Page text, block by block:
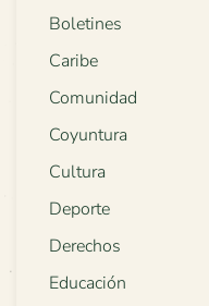
Boletines
Caribe
Comunidad
Coyuntura
Cultura
Deporte
Derechos
Educación